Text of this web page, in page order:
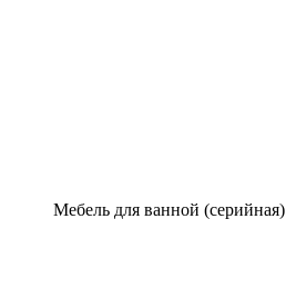
Мебель для ванной (серийная)